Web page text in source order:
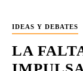
IDEAS Y DEBATES
LA